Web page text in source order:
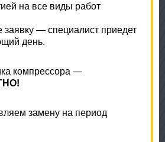
на все виды работ
— специалист приедет
день.
компрессора —
замену на период